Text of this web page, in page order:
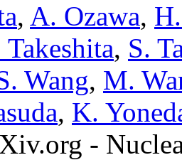
, A. Ozawa,
Takeshita, S.
Wang, M.
, K.
-